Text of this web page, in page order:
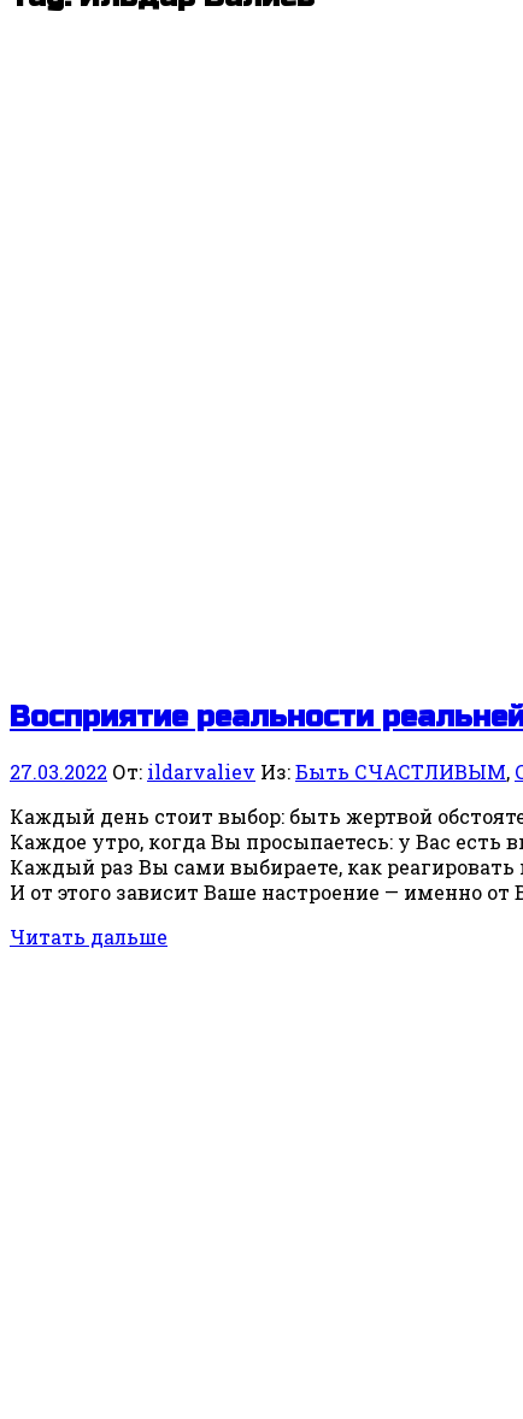
Восприятие реальности
27.03.2022 От: ildarvaliev Из:Быть СЧАСТЛИВЫМ,
Каждый день стоит выбор: быть жертвой
Каждое утро, когда Вы просыпаетесь: у Вас
Каждый раз Вы сами выбираете, как
И от этого зависит Ваше настроение — именно от
Читать дальше